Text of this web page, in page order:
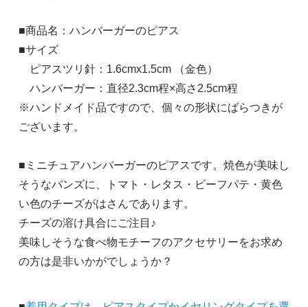
■商品名：ハンバーガーのピアス
■サイズ
ピアスツリ針：1.6cmx1.5cm （金色）
ハンバーガー：直径2.3cm程×高さ2.5cm程
※ハンドメイド品ですので、個々の形状にばらつきが
ございます。
■ミニチュアハンバーガーのピアスです。焼色が美味し
そうなバンズに、トマト・レタス・ビーフパテ・黄色
い色のチーズがはさんであります。
チーズの溶け具合にご注目♪
美味しそうな食べ物モチーフのアクセサリーをお求め
の方は是非いかがでしょうか？